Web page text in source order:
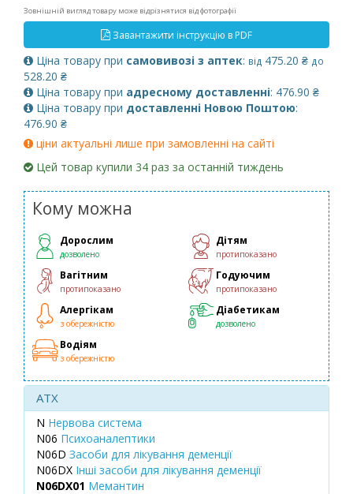
Зовнішній вигляд товару може відрізнятися від фотографії
Завантажити інструкцію в PDF
Ціна товару при самовивозі з аптек: від 475.20 ₴ до
528.20 ₴
Ціна товару при адресному доставленні: 476.90 ₴
Ціна товару при доставленні Новою Поштою:
476.90 ₴
ціни актуальні лише при замовленні на сайті
Цей товар купили 34 раз за останній тиждень
Кому можна
Дорослим
дозволено
Дітям
протипоказано
Вагітним
протипоказано
Годуючим
протипоказано
Алергікам
з обережністю
Діабетикам
дозволено
Водіям
з обережністю
ATX
N Нервова система
N06 Психоаналептики
N06D Засоби для лікування деменції
N06DX Інші засоби для лікування деменції
N06DX01 Мемантин